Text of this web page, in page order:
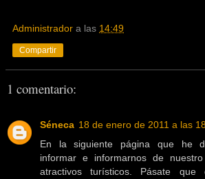
Administrador a las 14:49
Compartir
1 comentario:
Séneca 18 de enero de 2011 a las
En la siguiente página que he
informar e informarnos de
atractivos turísticos. Pásate que